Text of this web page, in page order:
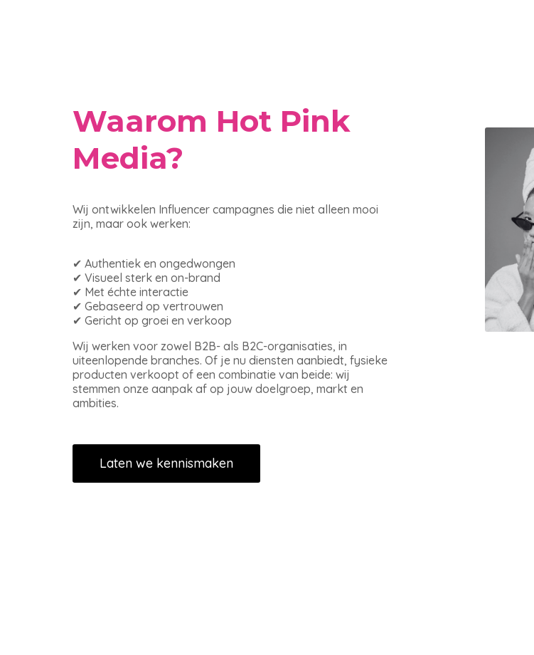
Waarom Hot Pink
Media?
Wij ontwikkelen Influencer campagnes die niet alleen mooi
zijn, maar ook werken:
✔ Authentiek en ongedwongen
✔ Visueel sterk en on-brand
✔ Met échte interactie
✔ Gebaseerd op vertrouwen
✔ Gericht op groei en verkoop
Wij werken voor zowel B2B- als B2C-organisaties, in
uiteenlopende branches. Of je nu diensten aanbiedt, fysieke
producten verkoopt of een combinatie van beide: wij
stemmen onze aanpak af op jouw doelgroep, markt en
ambities.
Laten we kennismaken